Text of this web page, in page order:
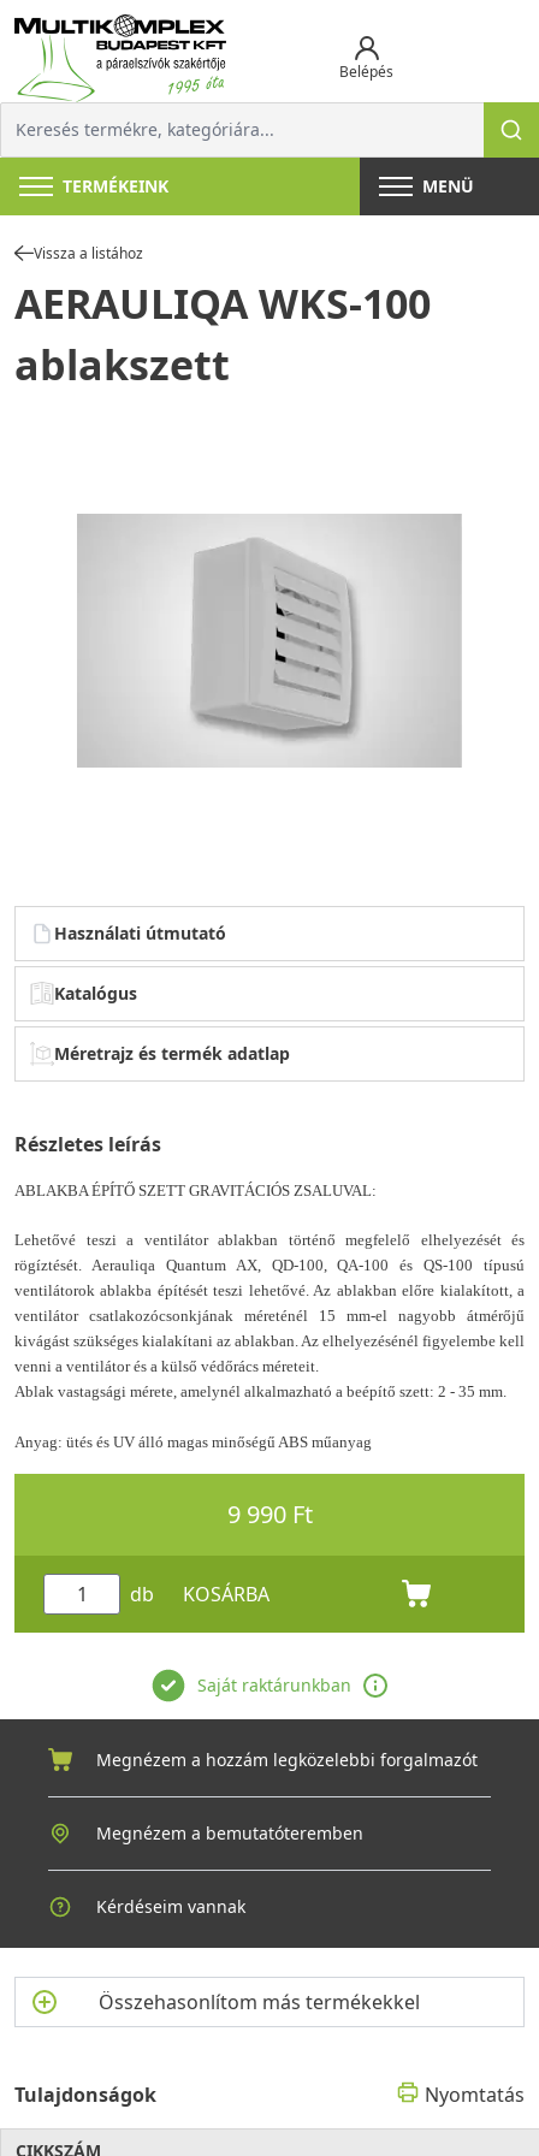
Belépés
TERMÉKEINK MENÜ
Vissza a listához
AERAULIQA WKS-100
ablakszett
Használati útmutató
Katalógus
Méretrajz és termék adatlap
Részletes leírás
ABLAKBA ÉPÍTŐ SZETT GRAVITÁCIÓS ZSALUVAL:
Lehetővé teszi a ventilátor ablakban történő megfelelő elhelyezését és
rögíztését. Aerauliqa Quantum AX, QD-100, QA-100 és QS-100 típusú
ventilátorok ablakba építését teszi lehetővé. Az ablakban előre kialakított, a
ventilátor csatlakozócsonkjának méreténél 15 mm-el nagyobb átmérőjű
kivágást szükséges kialakítani az ablakban. Az elhelyezésénél figyelembe kell
venni a ventilátor és a külső védőrács méreteit.
Ablak vastagsági mérete, amelynél alkalmazható a beépítő szett: 2 - 35 mm.
Anyag: ütés és UV álló magas minőségű ABS műanyag
9 990 Ft
db KOSÁRBA
Saját raktárunkban
Megnézem a hozzám legközelebbi forgalmazót
Megnézem a bemutatóteremben
Kérdéseim vannak
Összehasonlítom más termékekkel
Tulajdonságok Nyomtatás
CIKKSZÁM